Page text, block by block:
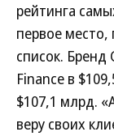
рейтинга
первое место,
список. Бренд
Finance в
$107,1 млрд.
веру своих